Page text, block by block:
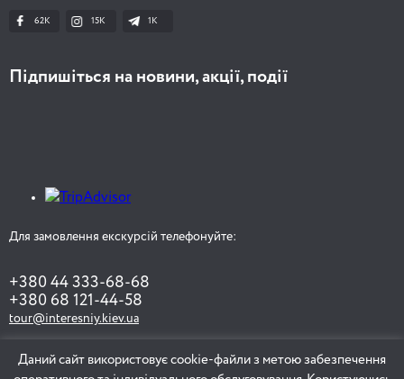
62K 15K 1К
Підпишіться на новини, акції, події
Для замовлення екскурсій телефонуйте:
+380 44 333-68-68
+380 68 121-44-58
tour@interesniy.kiev.ua
Даний сайт використовує cookie-файли з метою забезпечення